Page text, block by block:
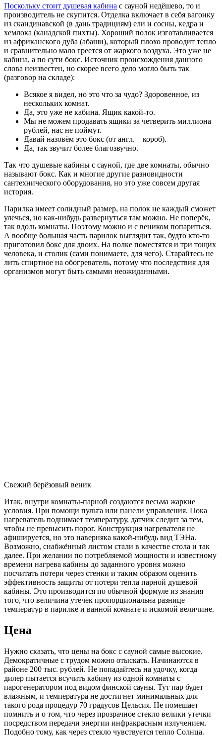
Поскольку стоит душевая кабина с сауной недёшево, то и
производитель не скупится. Отделка включает в себя вагонку
из скандинавской (в дань традициям) ели и сосны, кедра и
хемлока (канадской пихты). Хороший полок изготавливается
из африканского дуба (абаши), который плохо проводит тепло
и сравнительно мало греется от жаркого воздуха. Это уже не
кабина, а по сути бокс. Источник происхождения данного
слова неизвестен, но скорее всего дело могло быть так
(разговор на складе):
Всякое я видел, но это что за чудо? Здоровенное, из
нескольких комнат.
Да, это уже не кабина. Ящик какой-то.
Мы не можем продавать ящики за четверить миллиона
рублей, нас не поймут.
Давай назовём это бокс (от англ. – короб).
Да, так звучит более благозвучно.
Так что душевые кабины с сауной, где две комнаты, обычно
называют бокс. Как и многие другие разновидности
сантехнического оборудования, но это уже совсем другая
история.
Парилка имеет солидный размер, на полок не каждый сможет
улечься, но как-нибудь развернуться там можно. Не поперёк,
так вдоль комнаты. Поэтому можно и с веником попариться.
А вообще большая часть парилок выглядит так, будто кто-то
приготовил бокс для двоих. На полке поместятся и три тощих
человека, и столик (сами понимаете, для чего). Старайтесь не
лить спиртное на обогреватель, потому что последствия для
организмов могут быть самыми неожиданными.
Свежий берёзовый веник
Итак, внутри комнаты-парной создаются весьма жаркие
условия. При помощи пульта или панели управления. Пока
нагреватель поднимает температуру, датчик следит за тем,
чтобы не превысить порог. Конструкция нагревателя не
афишируется, но это наверняка какой-нибудь вид ТЭНа.
Возможно, снабжённый листом стали в качестве стола и так
далее. При желании по потребляемой мощности и известному
времени нагрева кабины до заданного уровня можно
посчитать потери через стенки и таким образом оценить
эффективность защиты от потери тепла парной душевой
кабины. Это производится по обычной формуле из знания
того, что величина утечек пропорциональна разнице
температур в парилке и ванной комнате и искомой величине.
Цена
Нужно сказать, что цены на бокс с сауной самые высокие.
Демократичные с трудом можно отыскать. Начинаются в
районе 200 тыс. рублей. Не попадайтесь на удочку, когда
дилер пытается всучить кабину из одной комнаты с
парогенератором под видом финской сауны. Тут пар будет
влажным, и температура не достигнет минимальных для
такого рода процедур 70 градусов Цельсия. Не помешает
помнить и о том, что через прозрачное стекло велики утечки
посредством передачи энергии инфракрасным излучением.
Подобно тому, как через стекло чувствуется тепло Солнца.